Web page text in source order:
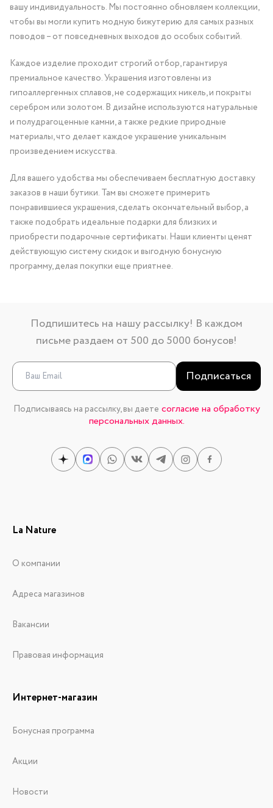
вашу индивидуальность. Мы постоянно обновляем коллекции,
чтобы вы могли купить модную бижутерию для самых разных
поводов – от повседневных выходов до особых событий.
Каждое изделие проходит строгий отбор, гарантируя
премиальное качество. Украшения изготовлены из
гипоаллергенных сплавов, не содержащих никель, и покрыты
серебром или золотом. В дизайне используются натуральные
и полудрагоценные камни, а также редкие природные
материалы, что делает каждое украшение уникальным
произведением искусства.
Для вашего удобства мы обеспечиваем бесплатную доставку
заказов в наши бутики. Там вы сможете примерить
понравившиеся украшения, сделать окончательный выбор, а
также подобрать идеальные подарки для близких и
приобрести подарочные сертификаты. Наши клиенты ценят
действующую систему скидок и выгодную бонусную
программу, делая покупки еще приятнее.
Подпишитесь на нашу рассылку! В каждом
письме раздаем от 500 до 5000 бонусов!
Подписаться
Подписываясь на рассылку, вы даете согласие на обработку
персональных данных.
La Nature
О компании
Адреса магазинов
Вакансии
Правовая информация
Интернет-магазин
Бонусная программа
Акции
Новости